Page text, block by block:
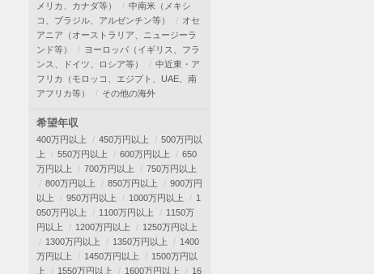
メリカ、カナダ等）
中南米（メキシ
コ、ブラジル、アルゼンチン等）
オセ
アニア（オーストラリア、ニュージーラ
ンド等）
ヨーロッパ（イギリス、フラ
ンス、ドイツ、ロシア等）
中近東・ア
フリカ（モロッコ、エジプト、UAE、南
アフリカ等）
その他の海外
希望年収
400万円以上 450万円以上
500万円以
上
550万円以上 600万円以上
650
万円以上
700万円以上
750万円以上
800万円以上
850万円以上
900万円
以上
950万円以上 1000万円以上
1
050万円以上
1100万円以上
1150万
円以上
1200万円以上
1250万円以上
1300万円以上
1350万円以上
1400
万円以上
1450万円以上
1500万円以
上
1550万円以上 1600万円以上
16